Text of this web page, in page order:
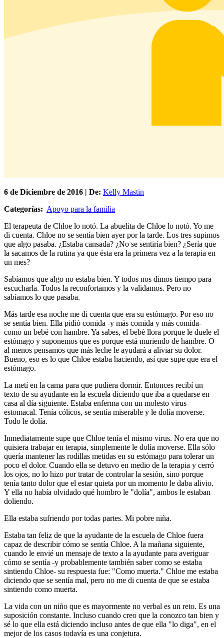
6 de Diciembre de 2016 | De: Kelly Mastin
Categorías: Apoyo para la familia
El terapeuta de Chloe lo notó. La abuelita de Chloe lo notó. Yo me
di cuenta. Chloe no se sentía bien ayer por la tarde. Los tres supimos
que algo pasaba. ¿Estaba cansada? ¿No se sentiría bien? ¿Sería que
la sacamos de la rutina ya que ésta era la primera vez a la terapia en
un mes?
Sabíamos que algo no estaba bien. Y todos nos dimos tiempo para
escucharla. Todos la reconfortamos y la validamos. Pero no
sabíamos lo que pasaba.
Más tarde esa noche me di cuenta que era su estómago. Por eso no
se sentía bien. Ella pidió comida -y más comida y más comida-
como un bebé con hambre. Ya sabes, el bebé llora porque le duele el
estómago y suponemos que es porque está muriendo de hambre. O
al menos pensamos que más leche le ayudará a aliviar su dolor.
Bueno, eso es lo que Chloe estaba haciendo, así que supe que era el
estómago.
La metí en la cama para que pudiera dormir. Entonces recibí un
texto de su ayudante en la escuela diciendo que iba a quedarse en
casa al día siguiente. Estaba enferma con un molesto virus
estomacal. Tenía cólicos, se sentía miserable y le dolía moverse.
Todo le dolía.
Inmediatamente supe que Chloe tenía el mismo virus. No era que no
quisiera trabajar en terapia, simplemente le dolía moverse. Ella sólo
quería mantener las rodillas metidas en su estómago para tolerar un
poco el dolor. Cuando ella se detuvo en medio de la terapia y cerró
los ojos, no lo hizo por tratar de controlar la sesión, sino porque
tenía tanto dolor que el estar quieta por un momento le daba alivio.
Y ella no había olvidado qué hombro le "dolía", ambos le estaban
doliendo.
Ella estaba sufriendo por todas partes. Mi pobre niña.
Estaba tan feliz de que la ayudante de la escuela de Chloe fuera
capaz de describir cómo se sentía Chloe. A la mañana siguiente,
cuando le envié un mensaje de texto a la ayudante para averiguar
cómo se sentía -y probablemente también saber como se estaba
sintiendo Chloe- su respuesta fue: "Como muerta." Chloe me estaba
diciendo que se sentía mal, pero no me di cuenta de que se estaba
sintiendo como muerta.
La vida con un niño que es mayormente no verbal es un reto. Es una
suposición constante. Incluso cuando creo que la conozco tan bien y
sé lo que ella está diciendo incluso antes de que ella "lo diga", en el
mejor de los casos todavía es una conjetura.